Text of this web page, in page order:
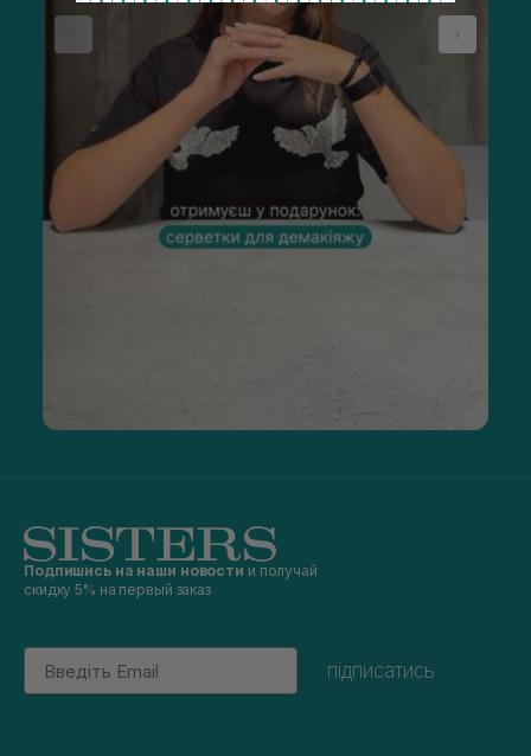
Подпишись на наши новости и получай
скидку 5% на первый заказ
Email
підписатись